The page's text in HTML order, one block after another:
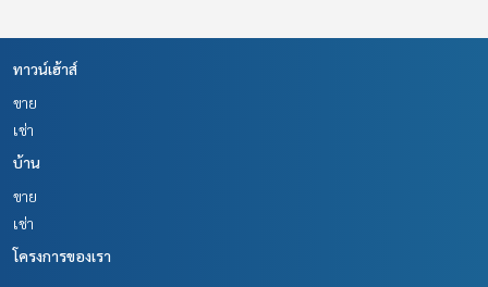
ทาวน์เฮ้าส์
ขาย
เช่า
บ้าน
ขาย
เช่า
โครงการของเรา